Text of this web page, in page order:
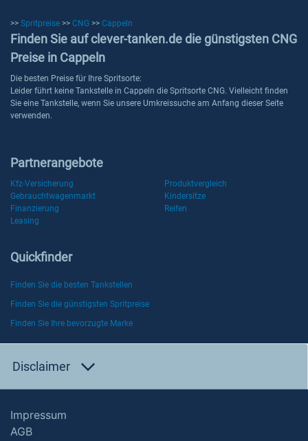
>> Spritpreise >> CNG >> Cappeln
Finden Sie auf clever-tanken.de die günstigsten CNG
Preise in Cappeln
Die besten Preise für Ihre Spritsorte:
Leider führt keine Tankstelle in Cappeln die Spritsorte CNG. Vielleicht finden
Sie eine Tankstelle, wenn Sie unsere Umkreissuche am Anfang dieser Seite
verwenden.
Partnerangebote
Kfz-Versicherung
Produktvergleich
Gebrauchtwagenmarkt
Kindersitze
Finanzierung
Reifen
Leasing
Quickfinder
Finden Sie die besten Tankstellen
Finden Sie die günstigsten Spritpreise
Finden Sie Ihre bevorzugte Marke
Disclaimer
Impressum
AGB